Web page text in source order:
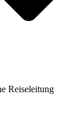
Reiseleitung